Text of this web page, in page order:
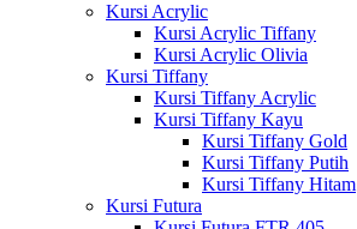
Kursi Acrylic
Kursi Acrylic Tiffany
Kursi Acrylic Olivia
Kursi Tiffany
Kursi Tiffany Acrylic
Kursi Tiffany Kayu
Kursi Tiffany Gold
Kursi Tiffany Putih
Kursi Tiffany Hitam
Kursi Futura